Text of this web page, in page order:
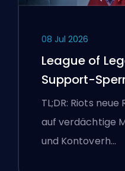
08 Jul 2026
League of
Support-
Boosting-
TL;DR: Riots
auf verdächtige
und Kontoverh…